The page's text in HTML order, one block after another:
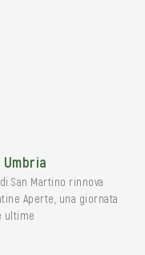
San Martino rinnova
Aperte, una giornata
ultime